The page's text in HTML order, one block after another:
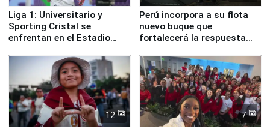
Liga 1: Universitario y
Sporting Cristal se
enfrentan en el Estadio
Perú incorpora a su flota
nuevo buque que
fortalecerá la respuesta
12 7